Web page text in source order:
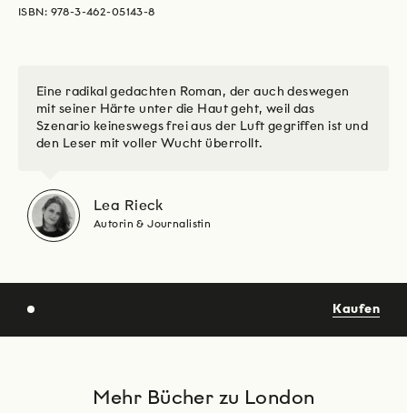
ISBN: 978-3-462-05143-8
Eine radikal gedachten Roman, der auch deswegen
mit seiner Härte unter die Haut geht, weil das
Szenario keineswegs frei aus der Luft gegriffen ist und
den Leser mit voller Wucht überrollt.
Lea Rieck
Autorin & Journalistin
Kaufen
Mehr Bücher zu London